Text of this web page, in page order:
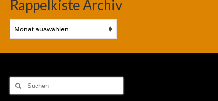
Rappelkiste Archiv
Archiv
Suchen
nach: